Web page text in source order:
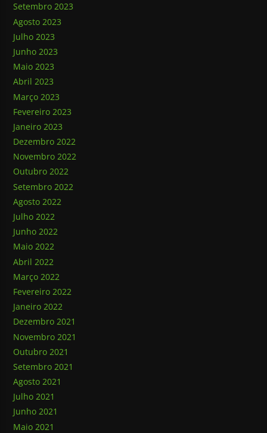
Setembro 2023
Agosto 2023
Julho 2023
Junho 2023
Maio 2023
Abril 2023
Março 2023
Fevereiro 2023
Janeiro 2023
Dezembro 2022
Novembro 2022
Outubro 2022
Setembro 2022
Agosto 2022
Julho 2022
Junho 2022
Maio 2022
Abril 2022
Março 2022
Fevereiro 2022
Janeiro 2022
Dezembro 2021
Novembro 2021
Outubro 2021
Setembro 2021
Agosto 2021
Julho 2021
Junho 2021
Maio 2021